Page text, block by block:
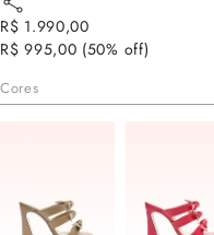
R$ 1.990,00
R$ 995,00 (50% off)
Cores